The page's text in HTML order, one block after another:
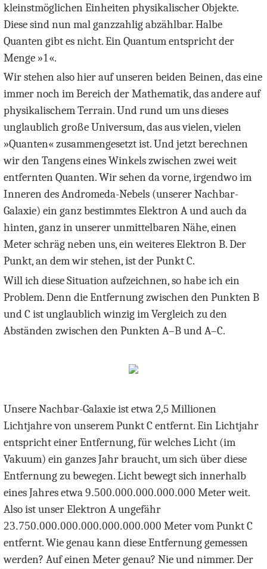
kleinstmöglichen Einheiten physikalischer Objekte.
Diese sind nun mal ganzzahlig abzählbar. Halbe
Quanten gibt es nicht. Ein Quantum entspricht der
Menge »1 «.
Wir stehen also hier auf unseren beiden Beinen, das eine
immer noch im Bereich der Mathematik, das andere auf
physikalischem Terrain. Und rund um uns dieses
unglaublich große Universum, das aus vielen, vielen
»Quanten« zusammengesetzt ist. Und jetzt berechnen
wir den Tangens eines Winkels zwischen zwei weit
entfernten Quanten. Wir sehen da vorne, irgendwo im
Inneren des Andromeda-Nebels (unserer Nachbar-
Galaxie) ein ganz bestimmtes Elektron A und auch da
hinten, ganz in unserer unmittelbaren Nähe, einen
Meter schräg neben uns, ein weiteres Elektron B. Der
Punkt, an dem wir stehen, ist der Punkt C.
Will ich diese Situation aufzeichnen, so habe ich ein
Problem. Denn die Entfernung zwischen den Punkten B
und C ist unglaublich winzig im Vergleich zu den
Abständen zwischen den Punkten A–B und A–C.
Unsere Nachbar-Galaxie ist etwa 2,5 Millionen
Lichtjahre von unserem Punkt C entfernt. Ein Lichtjahr
entspricht einer Entfernung, für welches Licht (im
Vakuum) ein ganzes Jahr braucht, um sich über diese
Entfernung zu bewegen. Licht bewegt sich innerhalb
eines Jahres etwa9.500.000.000.000.000 Meter weit.
Also ist unser Elektron A ungefähr
23.750.000.000.000.000.000.000 Meter vom Punkt C
entfernt. Wie genau kann diese Entfernung gemessen
werden? Auf einen Meter genau? Nie und nimmer. Der